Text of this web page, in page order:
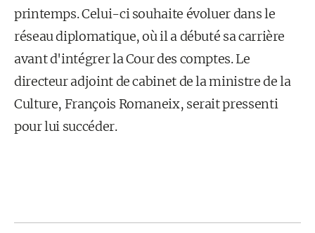
printemps. Celui-ci souhaite évoluer dans le
réseau diplomatique, où il a débuté sa carrière
avant d'intégrer la Cour des comptes. Le
directeur adjoint de cabinet de la ministre de la
Culture, François Romaneix, serait pressenti
pour lui succéder.